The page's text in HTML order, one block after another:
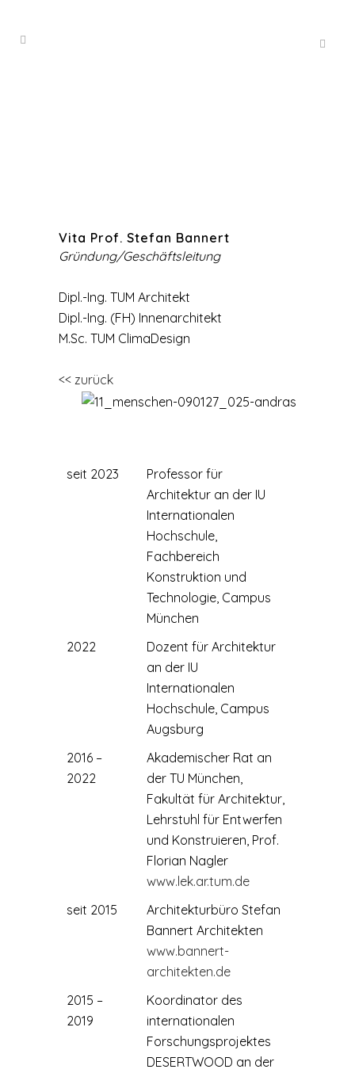
Vita Prof. Stefan Bannert
Gründung/Geschäftsleitung
Dipl.-Ing. TUM Architekt
Dipl.-Ing. (FH) Innenarchitekt
M.Sc. TUM ClimaDesign
<< zurück
seit 2023
Professor für
Architektur an der IU
Internationalen
Hochschule,
Fachbereich
Konstruktion und
Technologie, Campus
München
2022
Dozent für Architektur
an der IU
Internationalen
Hochschule, Campus
Augsburg
2016 –
2022
Akademischer Rat an
der TU München,
Fakultät für Architektur,
Lehrstuhl für Entwerfen
und Konstruieren, Prof.
Florian Nagler
www.lek.ar.tum.de
seit 2015
Architekturbüro Stefan
Bannert Architekten
www.bannert-
architekten.de
2015 –
2019
Koordinator des
internationalen
Forschungsprojektes
DESERTWOOD an der